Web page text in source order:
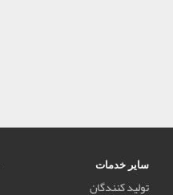
سایر خدمات
تولید کنندگان